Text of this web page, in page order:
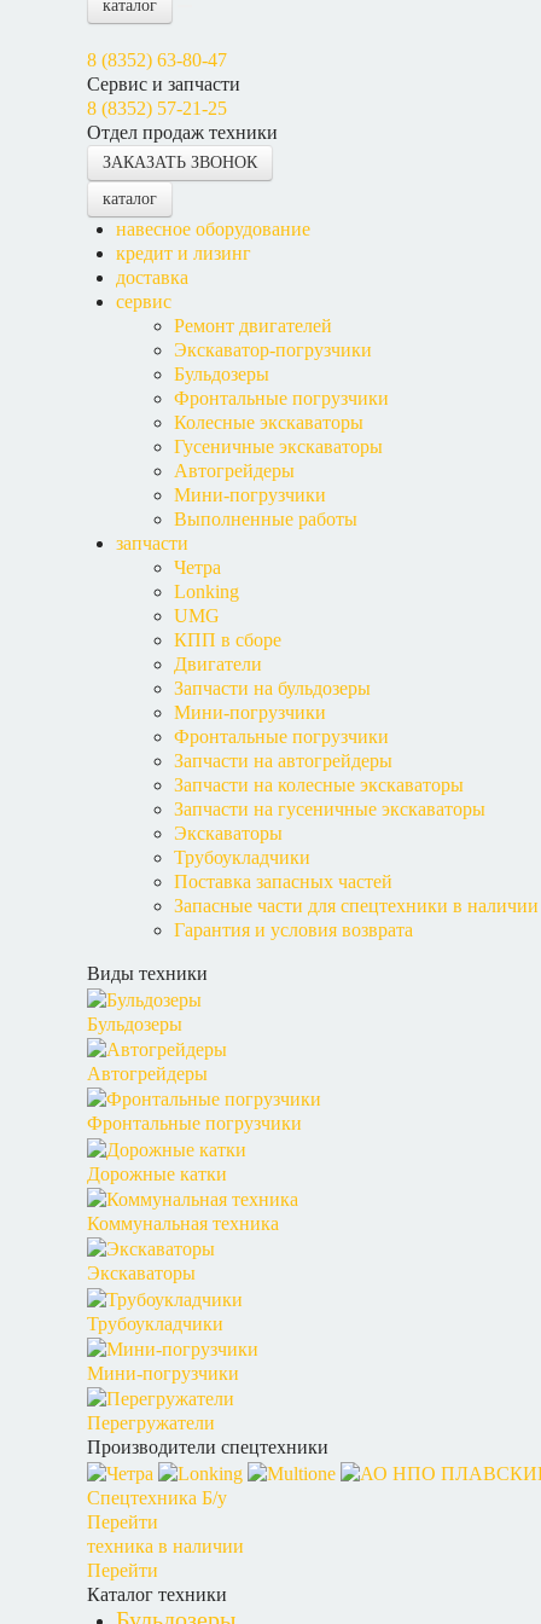
каталог
8 (8352) 63-80-47
Сервис и запчасти
8 (8352) 57-21-25
Отдел продаж техники
ЗАКАЗАТЬ ЗВОНОК
каталог
навесное оборудование
кредит и лизинг
доставка
сервис
Ремонт двигателей
Экскаватор-погрузчики
Бульдозеры
Фронтальные погрузчики
Колесные экскаваторы
Гусеничные экскаваторы
Автогрейдеры
Мини-погрузчики
Выполненные работы
запчасти
Четра
Lonking
UMG
КПП в сборе
Двигатели
Запчасти на бульдозеры
Мини-погрузчики
Фронтальные погрузчики
Запчасти на автогрейдеры
Запчасти на колесные экскаваторы
Запчасти на гусеничные экскаваторы
Экскаваторы
Трубоукладчики
Поставка запасных частей
Запасные части для спецтехники в наличии
Гарантия и условия возврата
Виды техники
Бульдозеры
Автогрейдеры
Фронтальные погрузчики
Дорожные катки
Коммунальная техника
Экскаваторы
Трубоукладчики
Мини-погрузчики
Перегружатели
Производители спецтехники
Спецтехника Б/у
Перейти
техника в наличии
Перейти
Каталог техники
Бульдозеры